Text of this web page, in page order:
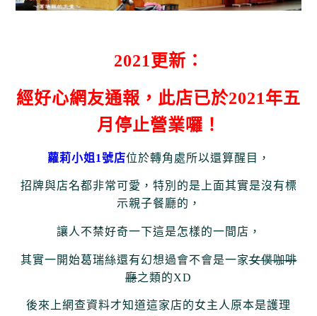
2021更新：
經好心網友通報，此店已於2021年五
月停止營業囉！
蘿莉小姐1號店位於轉角處所以還算醒目，
招牌與店名都非常可愛， 特別的是上面其實是沒有標
示親子餐廳的，
讓人不禁好奇一下這是怎樣的一間店，
其實一開始葛瑞絲還有幻想過會不會是一家女僕咖啡
廳之類的XD
後來上網查資料才知道這家店的女主人原本是護理